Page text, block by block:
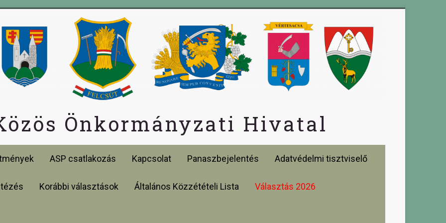
Önkormányzati Hivatal
ASP csatlakozás Kapcsolat Panaszbejelentés Adatvédelmi tisztviselő
Korábbi választások Általános Közzétételi Lista Választás 2026